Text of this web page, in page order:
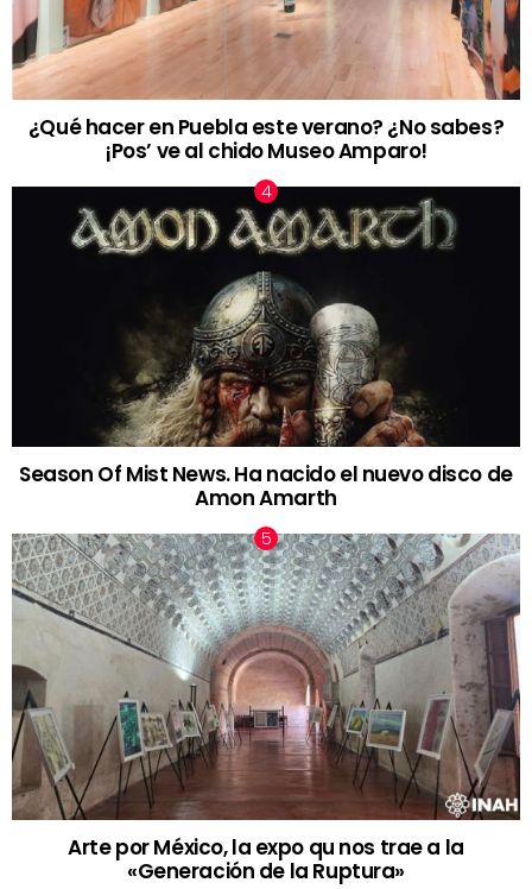
¿Qué hacer en Puebla este verano? ¿No sabes?
¡Pos’ ve al chido Museo Amparo!
Season Of Mist News. Ha nacido el nuevo disco de
Amon Amarth
Arte por México, la expo qu nos trae a la
«Generación de la Ruptura»